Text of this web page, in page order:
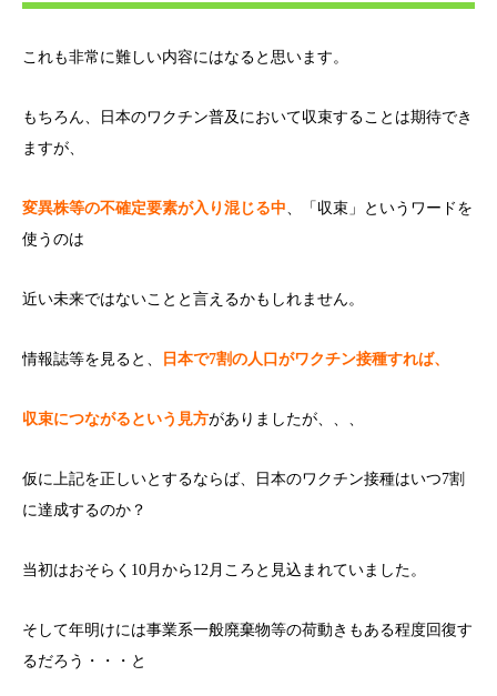
これも非常に難しい内容にはなると思います。
もちろん、日本のワクチン普及において収束することは期待でき
ますが、
変異株等の不確定要素が入り混じる中、「収束」というワードを
使うのは
近い未来ではないことと言えるかもしれません。
情報誌等を見ると、 日本で7割の人口がワクチン接種すれば、
収束につながるという見方がありましたが、、、
仮に上記を正しいとするならば、日本のワクチン接種はいつ7割
に達成するのか？
当初はおそらく10月から12月ころと見込まれていました。
そして年明けには事業系一般廃棄物等の荷動きもある程度回復す
るだろう・・・と